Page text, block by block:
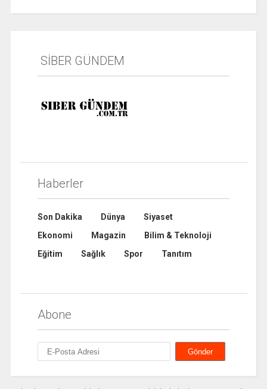
SİBER GÜNDEM
Haberler
Son Dakika Dünya
Siyaset
Ekonomi
Magazin
Bilim & Teknoloji
Eğitim
Sağlık Spor Tanıtım
Abone